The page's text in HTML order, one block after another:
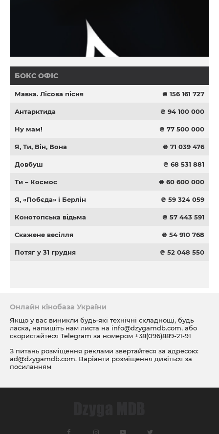
БОКС ОФІС
Мавка. Лісова пісня ₴ 156 161 727
Антарктида ₴ 94 100 000
Ну мам! ₴ 77 500 000
Я, Ти, Він, Вона ₴ 71 039 476
Довбуш ₴ 68 531 881
Ти – Космос ₴ 60 600 000
Я, «Побєда» і Берлін ₴ 59 324 059
Конотопська відьма ₴ 57 443 591
Скажене весілля ₴ 54 910 768
Потяг у 31 грудня ₴ 52 048 550
Онлайн кінобаза України
Якщо у вас виникли будь-які технічні складнощі, будь
ласка, напишіть нам листа на info@dzygamdb.com, або
скористайтеся Telegram за номером +38(096)889-21-91
З питань розміщення реклами звертайтеся за адресою:
ad@dzygamdb.com. Варіанти розміщення дивіться за
посиланням